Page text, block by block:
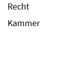
Recht
Kammer